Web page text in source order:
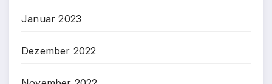
Januar 2023
Dezember 2022